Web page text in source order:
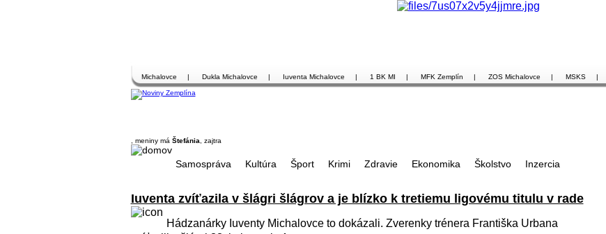
Michalovce | Dukla Michalovce | Iuventa Michalovce | 1 BK MI | MFK Zemplín | ZOS Michalovce | MSKS |
, meniny má Štefánia , zajtra
Samospráva Kultúra Šport Krimi Zdravie Ekonomika Školstvo Inzercia
Iuventa zvíťazila v šlágri šlágrov a je blízko k tretiemu ligovému titulu v rade
Hádzanárky Iuventy Michalovce to dokázali. Zverenky trénera Františka Urbana